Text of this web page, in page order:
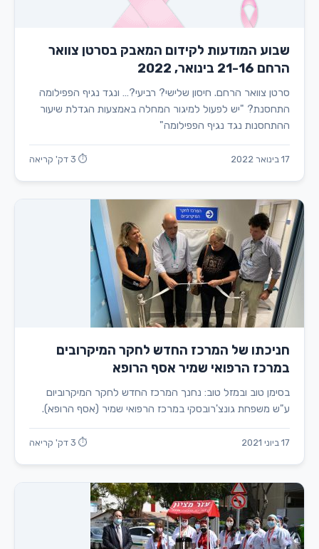
שבוע המודעות לקידום המאבק בסרטן צוואר
הרחם 21-16 בינואר, 2022
סרטן צוואר הרחם. חיסון שלישי? רביעי?… ונגד נגיף הפפילומה
התחסנת? "יש לפעול למיגור המחלה באמצעות הגדלת שיעור
ההתחסנות נגד נגיף הפפילומה"
17 בינואר 2022 ⏱ 3 דק' קריאה
חניכתו של המרכז החדש לחקר המיקרובים
במרכז הרפואי שמיר אסף הרופא
בסימן טוב ובמזל טוב: נחנך המרכז החדש לחקר המיקרוביום
ע"ש משפחת גונצ'רובסקי במרכז הרפואי שמיר (אסף הרופא).
17 ביוני 2021 ⏱ 3 דק' קריאה